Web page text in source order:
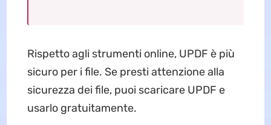
Rispetto agli strumenti online, UPDF è più
sicuro per i file. Se presti attenzione alla
sicurezza dei file, puoi scaricare UPDF e
usarlo gratuitamente.